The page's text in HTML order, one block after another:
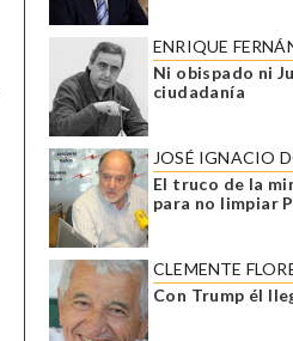
ENRIQUE
Ni obispado ni
ciudadanía
JOSÉ IGNACIO
El truco de la
para no limpiar
CLEMENTE
Con Trump él